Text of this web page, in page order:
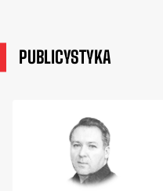
PUBLICYSTYKA